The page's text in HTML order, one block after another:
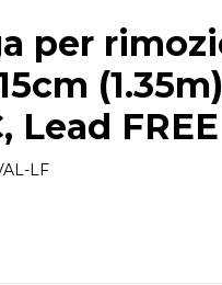
per
Lead FREE
LF